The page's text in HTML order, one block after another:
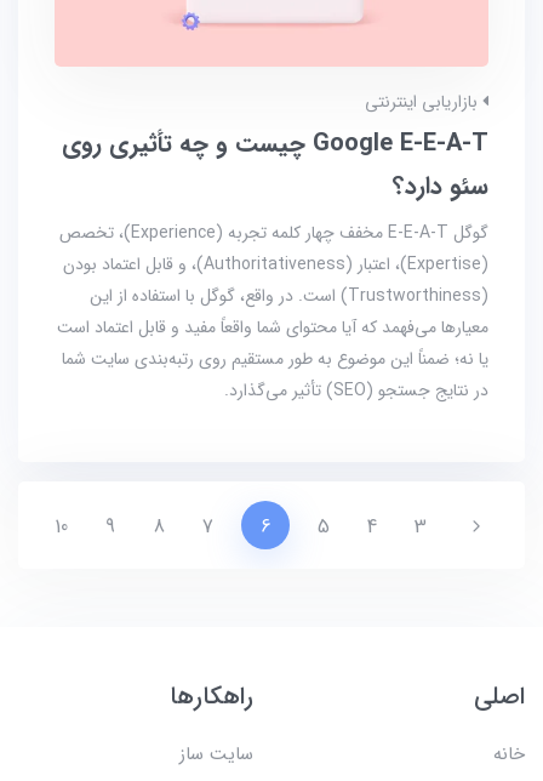
بازاریابی اینترنتی
Google E-E-A-T چیست و چه تأثیری روی
سئو دارد؟
گوگل E-E-A-T مخفف چهار کلمه تجربه (Experience)، تخصص
(Expertise)، اعتبار (Authoritativeness)، و قابل اعتماد بودن
(Trustworthiness) است. در واقع، گوگل با استفاده از این
معیارها می‌فهمد که آیا محتوای شما واقعاً مفید و قابل اعتماد است
یا نه؛ ضمناً این موضوع به طور مستقیم روی رتبه‌بندی سایت شما
در نتایج جستجو (SEO) تأثیر می‌گذارد.
3
4
5
6
7
8
9
10
اصلی
خانه
راهکارها
سایت ساز